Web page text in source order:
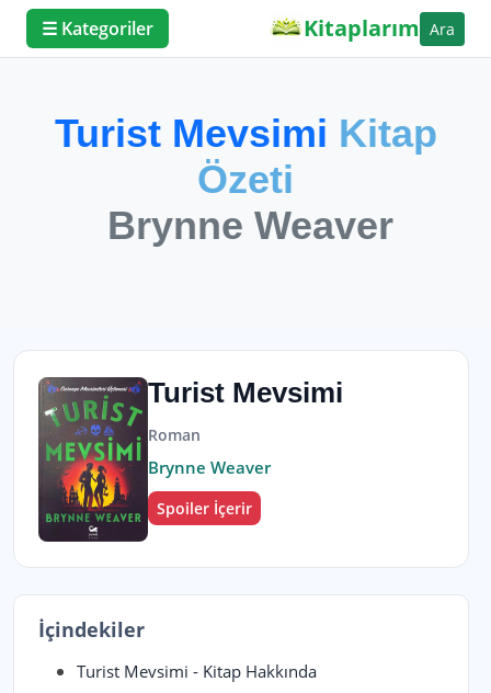
☰ Kategoriler Kitaplarım Ara
Turist Mevsimi Kitap
Özeti
Brynne Weaver
Turist Mevsimi
Roman
Brynne Weaver
Spoiler İçerir
İçindekiler
Turist Mevsimi - Kitap Hakkında